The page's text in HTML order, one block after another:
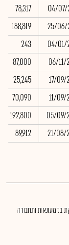
04/07/
78,317
25/06/
188,819
04/01/
243
06/11/
87,000
17/09/
25,245
11/09/
70,090
05/09/
192,800
21/08/
89,912
בקמעונאות ותחבורה